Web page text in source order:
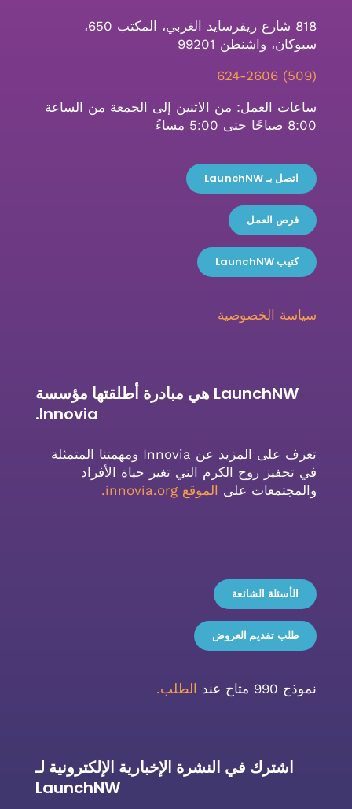
818 شارع ريفرسايد الغربي، المكتب 650،
سبوكان، واشنطن 99201
(509) 624-2606
ساعات العمل: من الاثنين إلى الجمعة من الساعة
8:00 صباحًا حتى 5:00 مساءً
اتصل بـ LaunchNW
فرص العمل
كتيب LaunchNW
سياسة الخصوصية
LaunchNW هي مبادرة أطلقتها مؤسسة
Innovia.
تعرف على المزيد عن Innovia ومهمتنا المتمثلة
في تحفيز روح الكرم التي تغير حياة الأفراد
والمجتمعات على
الموقع innovia.org .
الأسئلة الشائعة
طلب تقديم العروض
نموذج 990 متاح عند الطلب.
اشترك في النشرة الإخبارية الإلكترونية لـ
LaunchNW